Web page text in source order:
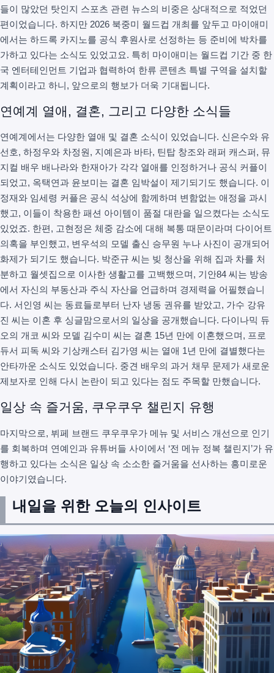
들이 많았던 탓인지 스포츠 관련 뉴스의 비중은 상대적으로 적었던
편이었습니다. 하지만 2026 북중미 월드컵 개최를 앞두고 마이애미
에서는 하드록 카지노를 공식 후원사로 선정하는 등 준비에 박차를
가하고 있다는 소식도 있었고요. 특히 마이애미는 월드컵 기간 중 한
국 엔터테인먼트 기업과 협력하여 한류 콘텐츠 특별 구역을 설치할
계획이라고 하니, 앞으로의 행보가 더욱 기대됩니다.
연예계 열애, 결혼, 그리고 다양한 소식들
연예계에서는 다양한 열애 및 결혼 소식이 있었습니다. 신은수와 유
선호, 하정우와 차정원, 지예은과 바타, 틴탑 창조와 래퍼 캐스퍼, 뮤
지컬 배우 배나라와 한재아가 각각 열애를 인정하거나 공식 커플이
되었고, 옥택연과 윤보미는 결혼 임박설이 제기되기도 했습니다. 이
정재와 임세령 커플은 공식 석상에 함께하며 변함없는 애정을 과시
했고, 이들이 착용한 패션 아이템이 품절 대란을 일으켰다는 소식도
있었죠. 한편, 고현정은 체중 감소에 대해 복통 때문이라며 다이어트
의혹을 부인했고, 변우석의 모델 출신 승무원 누나 사진이 공개되어
화제가 되기도 했습니다. 박준규 씨는 빚 청산을 위해 집과 차를 처
분하고 월셋집으로 이사한 생활고를 고백했으며, 기안84 씨는 방송
에서 자신의 부동산과 주식 자산을 언급하며 경제력을 어필했습니
다. 서인영 씨는 동료들로부터 난자 냉동 권유를 받았고, 가수 강유
진 씨는 이혼 후 싱글맘으로서의 일상을 공개했습니다. 다이나믹 듀
오의 개코 씨와 모델 김수미 씨는 결혼 15년 만에 이혼했으며, 프로
듀서 피독 씨와 기상캐스터 김가영 씨는 열애 1년 만에 결별했다는
안타까운 소식도 있었습니다. 중견 배우의 과거 채무 문제가 새로운
제보자로 인해 다시 논란이 되고 있다는 점도 주목할 만했습니다.
일상 속 즐거움, 쿠우쿠우 챌린지 유행
마지막으로, 뷔페 브랜드 쿠우쿠우가 메뉴 및 서비스 개선으로 인기
를 회복하며 연예인과 유튜버들 사이에서 ‘전 메뉴 정복 챌린지’가 유
행하고 있다는 소식은 일상 속 소소한 즐거움을 선사하는 흥미로운
이야기였습니다.
내일을 위한 오늘의 인사이트